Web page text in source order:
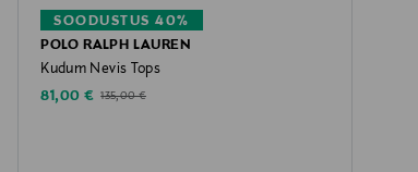
SOODUSTUS 40%
POLO RALPH LAUREN
Kudum Nevis Tops
Discounted Price
81,00 € Original Price
135,00 €